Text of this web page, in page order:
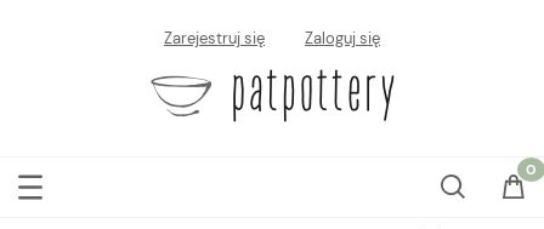
Zarejestruj się Zaloguj się